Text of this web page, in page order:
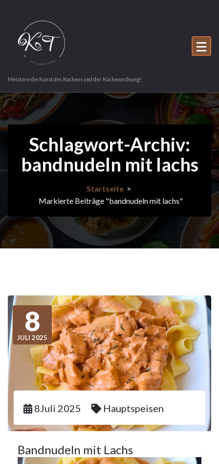
springen
Meistere die Kunst des Kochens und der Küchenordnung!
Schlagwort-Archiv:
bandnudeln mit lachs
Startseite >
Markierte Beiträge "bandnudeln mit lachs"
8
JULI 2025
8Juli 2025 Hauptspeisen
Bandnudeln mit Lachs